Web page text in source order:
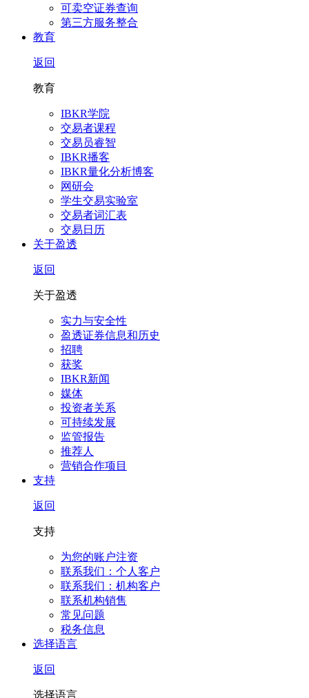
可卖空证券查询
第三方服务整合
教育
返回
教育
IBKR学院
交易者课程
交易员睿智
IBKR播客
IBKR量化分析博客
网研会
学生交易实验室
交易者词汇表
交易日历
关于盈透
返回
关于盈透
实力与安全性
盈透证券信息和历史
招聘
获奖
IBKR新闻
媒体
投资者关系
可持续发展
监管报告
推荐人
营销合作项目
支持
返回
支持
为您的账户注资
联系我们：个人客户
联系我们：机构客户
联系机构销售
常见问题
税务信息
选择语言
返回
选择语言